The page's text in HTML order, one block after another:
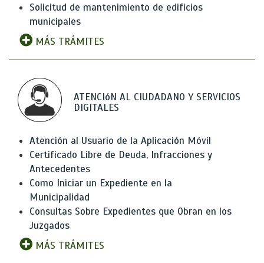
Solicitud de mantenimiento de edificios
municipales
MÁS TRÁMITES
ATENCIóN AL CIUDADANO Y SERVICIOS
DIGITALES
Atención al Usuario de la Aplicación Móvil
Certificado Libre de Deuda, Infracciones y
Antecedentes
Como Iniciar un Expediente en la
Municipalidad
Consultas Sobre Expedientes que Obran en los
Juzgados
MÁS TRÁMITES